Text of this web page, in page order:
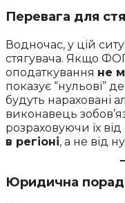
Перевага для
Водночас, у цій
стягувача. Якщо
оподаткування не
показує “нульові”
будуть нараховані
виконавець
розраховуючи їх від
в регіоні, а не від
Юридична